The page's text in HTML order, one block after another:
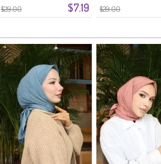
$29.00 $7.19 $29.00